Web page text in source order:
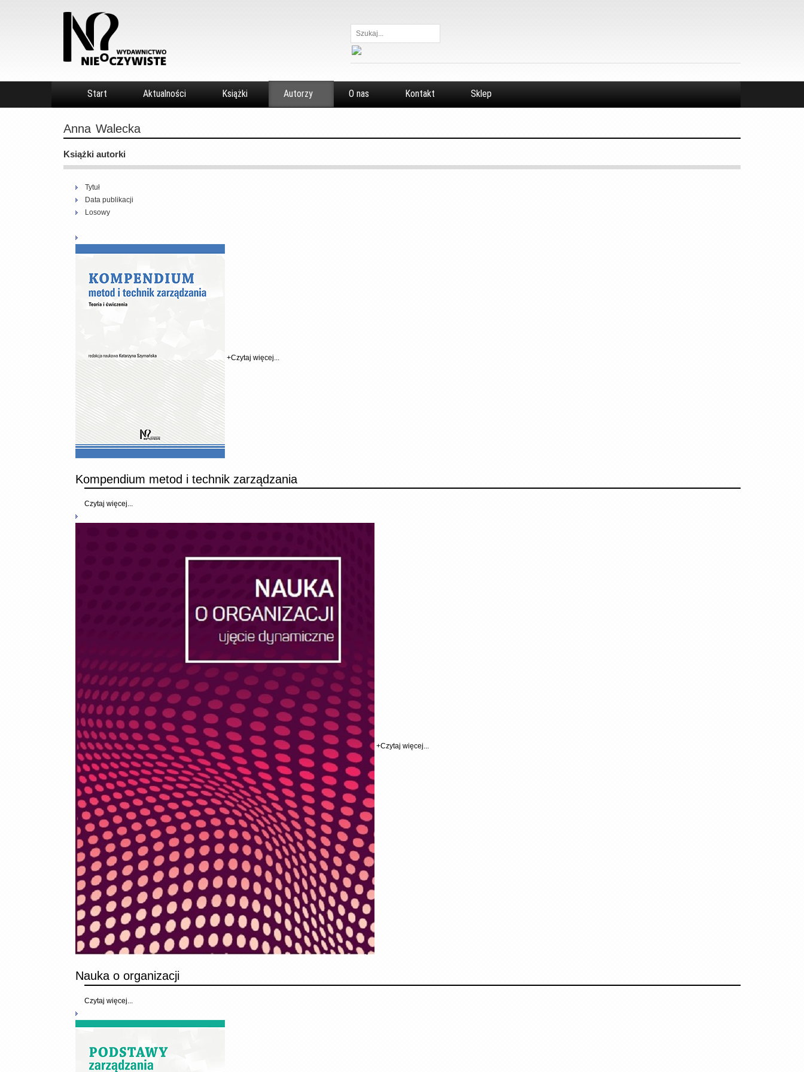
Szukaj...
Start Aktualności Książki Autorzy O nas Kontakt Sklep
Anna Walecka
Książki autorki
Tytuł
Data publikacji
Losowy
+Czytaj więcej...
Kompendium metod i technik zarządzania
Czytaj więcej...
+Czytaj więcej...
Nauka o organizacji
Czytaj więcej...